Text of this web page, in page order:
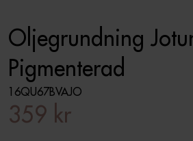
Oljegrundning
Pigmenterad
16QU67BVAJO
359 kr